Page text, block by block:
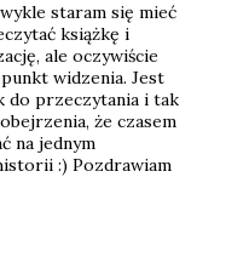
staram się mieć
książkę i
ale oczywiście
widzenia. Jest
do przeczytania i tak
że czasem
na jednym
:) Pozdrawiam